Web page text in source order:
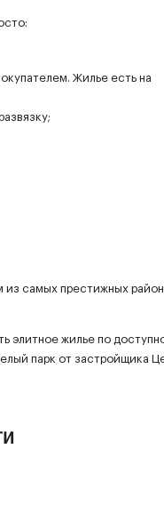
Жилье есть на
из самых престижных
элитное жилье по
парк от застройщика